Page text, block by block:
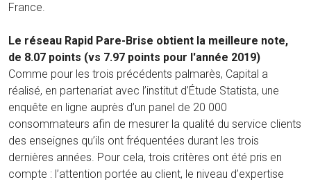
France.
Le réseau Rapid Pare-Brise obtient la meilleure note,
de 8.07 points (vs 7.97 points pour l'année 2019)
Comme pour les trois précédents palmarès, Capital a
réalisé, en partenariat avec l’institut d’Étude Statista, une
enquête en ligne auprès d’un panel de 20 000
consommateurs afin de mesurer la qualité du service clients
des enseignes qu’ils ont fréquentées durant les trois
dernières années. Pour cela, trois critères ont été pris en
compte : l’attention portée au client, le niveau d’expertise